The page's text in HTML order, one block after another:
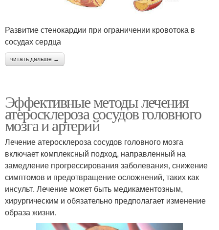
Развитие стенокардии при ограничении кровотока в
сосудах сердца
читать дальше →
Эффективные методы лечения
атеросклероза сосудов головного
мозга и артерий
Лечение атеросклероза сосудов головного мозга
включает комплексный подход, направленный на
замедление прогрессирования заболевания, снижение
симптомов и предотвращение осложнений, таких как
инсульт. Лечение может быть медикаментозным,
хирургическим и обязательно предполагает изменение
образа жизни.